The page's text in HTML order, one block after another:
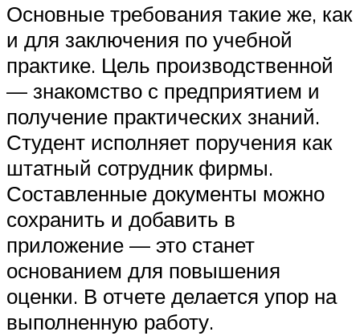
Основные требования такие же, как
и для заключения по учебной
практике. Цель производственной
— знакомство с предприятием и
получение практических знаний.
Студент исполняет поручения как
штатный сотрудник фирмы.
Составленные документы можно
сохранить и добавить в
приложение — это станет
основанием для повышения
оценки. В отчете делается упор на
выполненную работу.